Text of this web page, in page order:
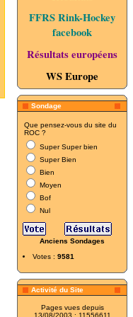
FFRS Rink-Hockey
facebook
Résultats européens
WS Europe
Sondage
Que pensez-vous du site du
ROC ?
Super Super bien
Super Bien
Bien
Moyen
Bof
Nul
Anciens Sondages
Votes : 9581
Activité du Site
Pages vues depuis
13/08/2003 : 11556611